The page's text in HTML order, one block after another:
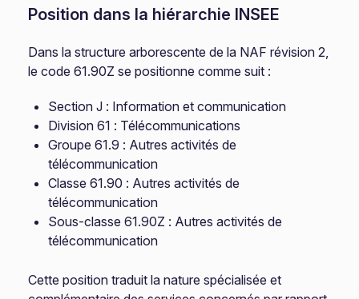
Position dans la hiérarchie INSEE
Dans la structure arborescente de la NAF révision 2,
le code 61.90Z se positionne comme suit :
Section J : Information et communication
Division 61 : Télécommunications
Groupe 61.9 : Autres activités de
télécommunication
Classe 61.90 : Autres activités de
télécommunication
Sous-classe 61.90Z : Autres activités de
télécommunication
Cette position traduit la nature spécialisée et